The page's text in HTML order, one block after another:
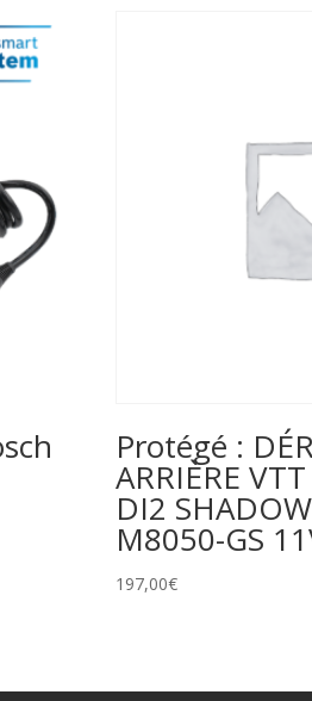
Protégé :
ARRIÈRE
DI2
M8050-GS
197,00€